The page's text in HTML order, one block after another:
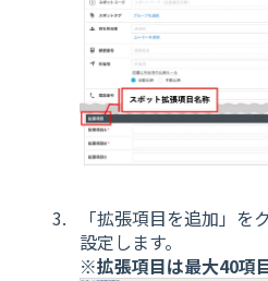
「拡張項目を追加」を
設定します。
※拡張項目は最大40項